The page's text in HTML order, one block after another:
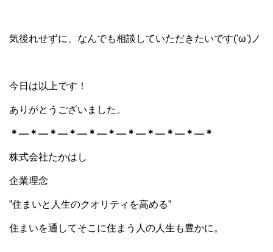
気後れせずに、なんでも相談していただきたいです('ω')ノ
今日は以上です！
ありがとうございました。
＊―＊―＊―＊―＊―＊―＊ ―＊―＊―＊―＊
株式会社たかはし
企業理念
”住まいと人生のクオリティを高める”
住まいを通してそこに住まう人の人生も豊かに。